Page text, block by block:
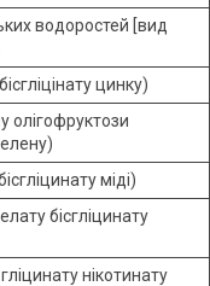
водоростей [вид
цинку)
олігофруктози
міді)
бісгліцинату
нікотинату